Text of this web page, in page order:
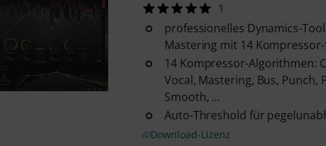
1
professionelles Dynamics-
Mastering mit 14
14 Kompressor-Algorithmen:
Vocal, Mastering, Bus, Punch,
Smooth, ...
Auto-Threshold für
Download-Lizenz